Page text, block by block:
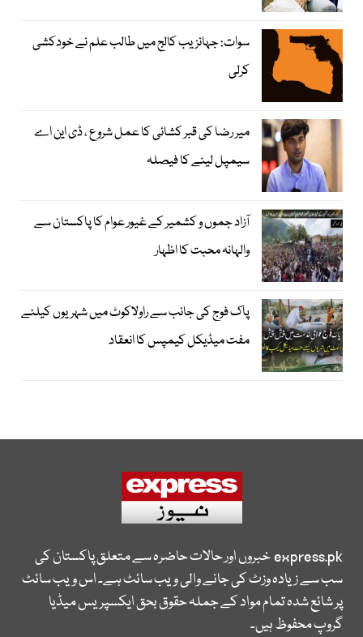
سوات: جہانزیب کالج میں طالب علم نے خودکشی
کرلی
میر رضا کی قبر کشائی کا عمل شروع ، ڈی این اے
سیمپل لینے کا فیصلہ
آزاد جموں و کشمیر کے غیور عوام کا پاکستان سے
والہانہ محبت کا اظہار
پاک فوج کی جانب سے راولاکوٹ میں شہریوں کیلئے
مفت میڈیکل کیمپس کا انعقاد
express.pkخبروں اور حالات حاضرہ سے متعلق پاکستان کی
سب سے زیادہ وزٹ کی جانے والی ویب سائٹ ہے۔ اس ویب سائٹ
پر شائع شدہ تمام مواد کے جملہ حقوق بحق ایکسپریس میڈیا
گروپ محفوظ ہیں۔